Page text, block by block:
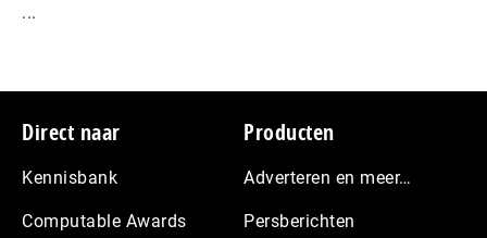
...
Footer
Direct naar
Kennisbank
Computable Awards
Producten
Adverteren en meer…
Persberichten